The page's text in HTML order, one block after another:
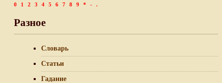
0
1 2 3 4 5 6 7 8 9 * - .
Разное
Словарь
Статьи
Гадание